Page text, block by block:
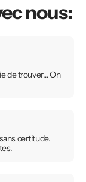
nous:
de trouver… On
certitude.